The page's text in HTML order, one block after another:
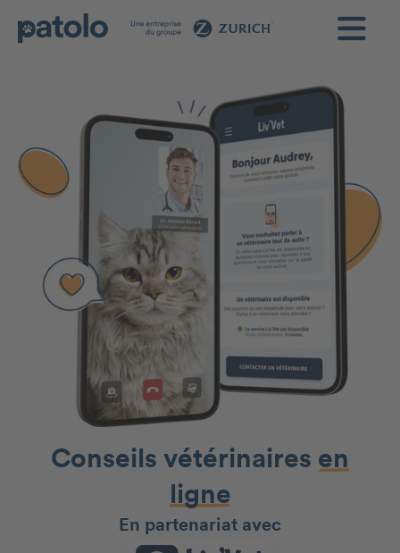
Conseils vétérinaires en
ligne
En partenariat avec